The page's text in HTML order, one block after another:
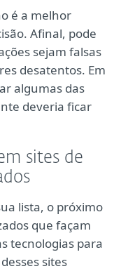
é a melhor
Afinal, pode
sejam falsas
desatentos. Em
algumas das
deveria ficar
sites de
lista, o próximo
que façam
tecnologias para
sites